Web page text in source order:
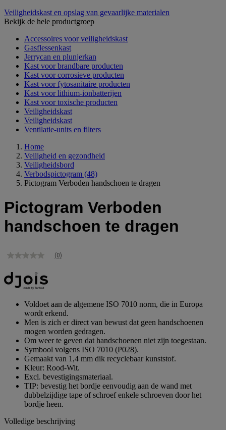
Veiligheidskast en opslag van gevaarlijke materialen
Bekijk de hele productgroep
Accessoires voor veiligheidskast
Gasflessenkast
Jerrycan en plunjerkan
Kast voor brandbare producten
Kast voor corrosieve producten
Kast voor fytosanitaire producten
Kast voor lithium-ionbatterijen
Kast voor toxische producten
Veiligheidskast
Veiligheidskast
Ventilatie-units en filters
Home
Veiligheid en gezondheid
Veiligheidsbord
Verbodspictogram (48)
Pictogram Verboden handschoen te dragen
Pictogram Verboden
handschoen te dragen
Geen
Dezelfde
paginalink.
(0)
Voldoet aan de algemene ISO 7010 norm, die in Europa
wordt erkend.
Men is zich er direct van bewust dat geen handschoenen
mogen worden gedragen.
Om weer te geven dat handschoenen niet zijn toegestaan.
Symbool volgens ISO 7010 (P028).
Gemaakt van 1,4 mm dik recyclebaar kunststof.
Kleur: Rood-Wit.
Excl. bevestigingsmateriaal.
TIP: bevestig het bordje eenvoudig aan de wand met
dubbelzijdige tape of schroef enkele schroeven door het
bordje heen.
Volledige beschrijving